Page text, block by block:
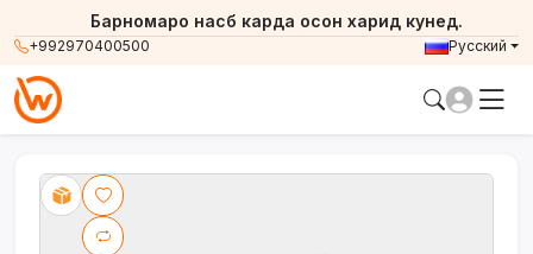
+992970400500
Барномаро насб карда осон харид кунед.
Русский